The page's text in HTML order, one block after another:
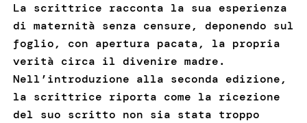
La scrittrice racconta la sua esperienza
di maternità senza censure, deponendo sul
foglio, con apertura pacata, la propria
verità circa il divenire madre.
Nell’introduzione alla seconda edizione,
la scrittrice riporta come la ricezione
del suo scritto non sia stata troppo